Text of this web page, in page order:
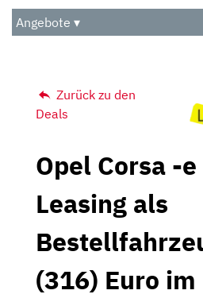
Audio
Das Beste
Angebote ▾
Zurück zu den
Deals
Opel Corsa -
Leasing als
(316) Euro